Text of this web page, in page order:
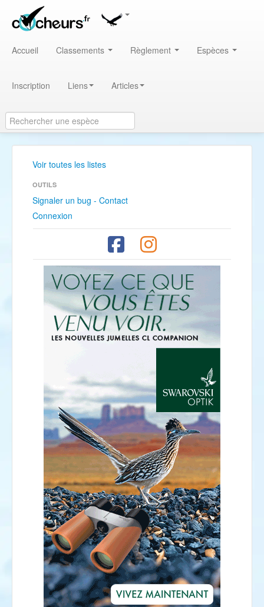
Accueil Classements Règlement Espèces
Inscription Liens Articles
Voir toutes les listes
OUTILS
Signaler un bug - Contact
Connexion